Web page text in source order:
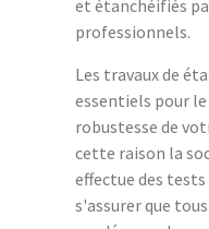
et étanchéifiés
professionnels.
Les travaux de
essentiels pour
robustesse de
cette raison la
effectue des
s'assurer que